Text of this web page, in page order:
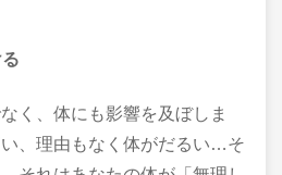
く、体にも影響を及ぼしま
、理由もなく体がだるい…そ